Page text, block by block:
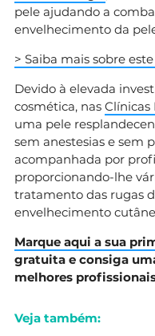
pele ajudando a
envelhecimento da
> Saiba mais sobre
Devido à elevada
cosmética, nas Clínicas
uma pele
sem anestesias e sem
acompanhada por
proporcionando-lhe
tratamento das rugas
envelhecimento
Marque aqui a sua
gratuita e consiga
melhores
Veja também: